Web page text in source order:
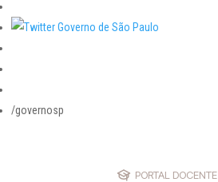
/governosp
PORTAL DOCENTE